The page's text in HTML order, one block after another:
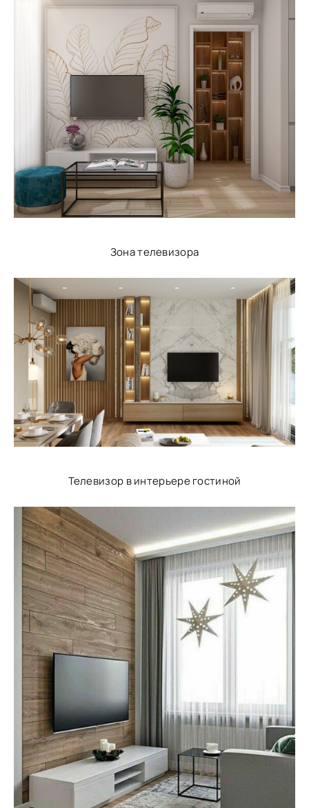
Зона телевизора
Телевизор в интерьере гостиной